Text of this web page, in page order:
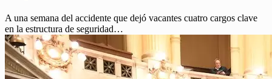
A una semana del accidente que dejó vacantes cuatro cargos clave
en la estructura de seguridad…